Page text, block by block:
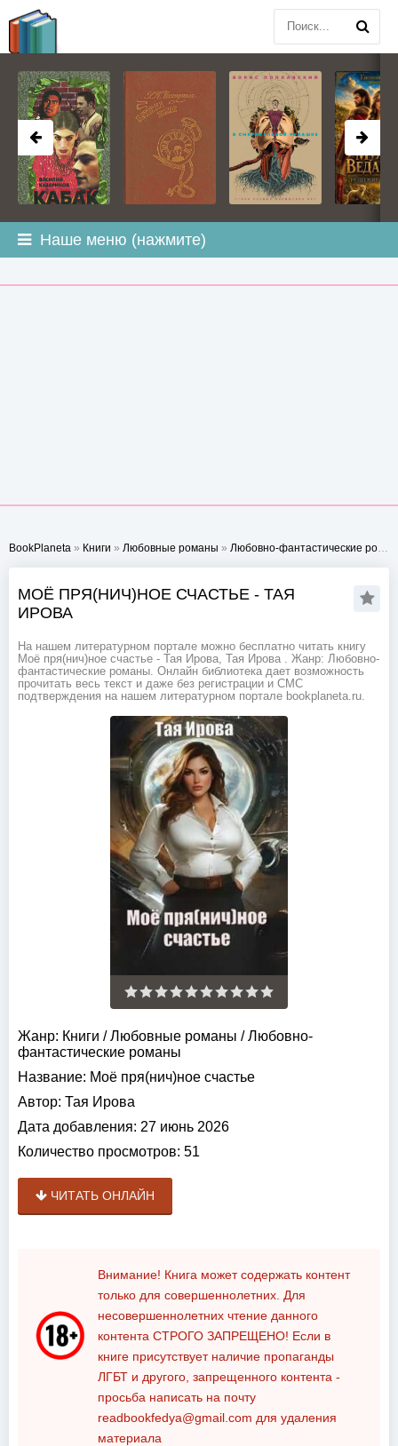
Наше меню (нажмите)
BookPlaneta » Книги » Любовные романы » Любовно-фантастические романы
МОЁ ПРЯ(НИЧ)НОЕ СЧАСТЬЕ - ТАЯ
ИРОВА
На нашем литературном портале можно бесплатно читать книгу
Моё пря(нич)ное счастье - Тая Ирова, Тая Ирова . Жанр: Любовно-
фантастические романы. Онлайн библиотека дает возможность
прочитать весь текст и даже без регистрации и СМС
подтверждения на нашем литературном портале bookplaneta.ru.
Жанр: Книги /Любовные романы /Любовно-
фантастические романы
Название: Моё пря(нич)ное счастье
Автор: Тая Ирова
Дата добавления: 27 июнь 2026
Количество просмотров: 51
ЧИТАТЬ ОНЛАЙН
Внимание! Книга может содержать контент
только для совершеннолетних. Для
несовершеннолетних чтение данного
контента СТРОГО ЗАПРЕЩЕНО! Если в
книге присутствует наличие пропаганды
ЛГБТ и другого, запрещенного контента -
просьба написать на почту
readbookfedya@gmail.com для удаления
материала
BOOKPLANETA.COM